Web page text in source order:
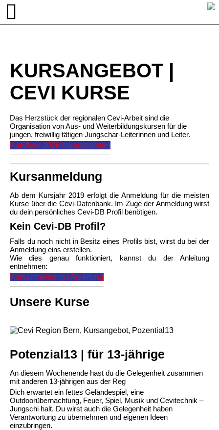
KURSANGEBOT |
CEVI KURSE
Das Herzstück der regionalen Cevi-Arbeit sind die
Organisation von Aus- und Weiterbildungskursen für die
jungen, freiwillig tätigen Jungschar-Leiterinnen und Leiter.
Kursflyer 2026 herunterladen
Kursanmeldung
Ab dem Kursjahr 2019 erfolgt die Anmeldung für die meisten
Kurse über die Cevi-Datenbank. Im Zuge der Anmeldung wirst
du dein persönliches Cevi-DB Profil benötigen.
Kein Cevi-DB Profil?
Falls du noch nicht in Besitz eines Profils bist, wirst du bei der
Anmeldung eins erstellen.
Wie dies genau funktioniert, kannst du der Anleitung
entnehmen:
Kursanmeldung | Anleitung
Unsere Kurse
Potenzial13 | für 13-jährige
An diesem Wochenende hast du die Gelegenheit zusammen
mit anderen 13-jährigen aus der Reg
Dich erwartet ein fettes Geländespiel, eine
Outdoorübernachtung, Feuer, Spiel, Musik und Cevitechnik –
Jungschi halt. Du wirst auch die Gelegenheit haben
Verantwortung zu übernehmen und eigenen Ideen
einzubringen.